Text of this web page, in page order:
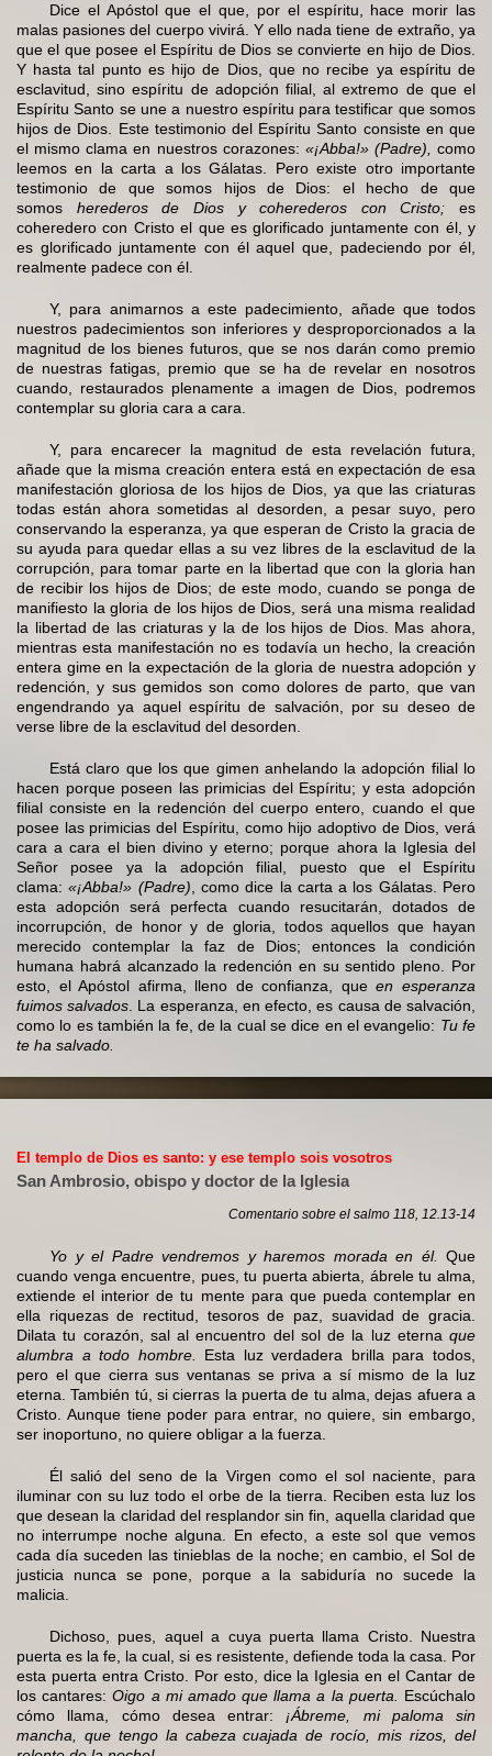
Dice el Apóstol que el que, por el espíritu, hace morir las
malas pasiones del cuerpo vivirá. Y ello nada tiene de extraño, ya
que el que posee el Espíritu de Dios se convierte en hijo de Dios.
Y hasta tal punto es hijo de Dios, que no recibe ya espíritu de
esclavitud, sino espíritu de adopción filial, al extremo de que el
Espíritu Santo se une a nuestro espíritu para testificar que somos
hijos de Dios. Este testimonio del Espíritu Santo consiste en que
el mismo clama en nuestros corazones: «¡Abba!» (Padre), como
leemos en la carta a los Gálatas. Pero existe otro importante
testimonio de que somos hijos de Dios: el hecho de que
somos herederos de Dios y coherederos con Cristo; es
coheredero con Cristo el que es glorificado juntamente con él, y
es glorificado juntamente con él aquel que, padeciendo por él,
realmente padece con él.
Y, para animarnos a este padecimiento, añade que todos
nuestros padecimientos son inferiores y desproporcionados a la
magnitud de los bienes futuros, que se nos darán como premio
de nuestras fatigas, premio que se ha de revelar en nosotros
cuando, restaurados plenamente a imagen de Dios, podremos
contemplar su gloria cara a cara.
Y, para encarecer la magnitud de esta revelación futura,
añade que la misma creación entera está en expectación de esa
manifestación gloriosa de los hijos de Dios, ya que las criaturas
todas están ahora sometidas al desorden, a pesar suyo, pero
conservando la esperanza, ya que esperan de Cristo la gracia de
su ayuda para quedar ellas a su vez libres de la esclavitud de la
corrupción, para tomar parte en la libertad que con la gloria han
de recibir los hijos de Dios; de este modo, cuando se ponga de
manifiesto la gloria de los hijos de Dios, será una misma realidad
la libertad de las criaturas y la de los hijos de Dios. Mas ahora,
mientras esta manifestación no es todavía un hecho, la creación
entera gime en la expectación de la gloria de nuestra adopción y
redención, y sus gemidos son como dolores de parto, que van
engendrando ya aquel espíritu de salvación, por su deseo de
verse libre de la esclavitud del desorden.
Está claro que los que gimen anhelando la adopción filial lo
hacen porque poseen las primicias del Espíritu; y esta adopción
filial consiste en la redención del cuerpo entero, cuando el que
posee las primicias del Espíritu, como hijo adoptivo de Dios, verá
cara a cara el bien divino y eterno; porque ahora la Iglesia del
Señor posee ya la adopción filial, puesto que el Espíritu
clama:«¡Abba!» (Padre), como dice la carta a los Gálatas. Pero
esta adopción será perfecta cuando resucitarán, dotados de
incorrupción, de honor y de gloria, todos aquellos que hayan
merecido contemplar la faz de Dios; entonces la condición
humana habrá alcanzado la redención en su sentido pleno. Por
esto, el Apóstol afirma, lleno de confianza, queen esperanza
fuimos salvados. La esperanza, en efecto, es causa de salvación,
como lo es también la fe, de la cual se dice en el evangelio: Tu fe
te ha salvado.
El templo de Dios es santo: y ese templo sois vosotros
San Ambrosio, obispo y doctor de la Iglesia
Comentario sobre el salmo 118, 12.13-14
Yo y el Padre vendremos y haremos morada en él. Que
cuando venga encuentre, pues, tu puerta abierta, ábrele tu alma,
extiende el interior de tu mente para que pueda contemplar en
ella riquezas de rectitud, tesoros de paz, suavidad de gracia.
Dilata tu corazón, sal al encuentro del sol de la luz eterna que
alumbra a todo hombre.
Esta luz verdadera brilla para todos,
pero el que cierra sus ventanas se priva a sí mismo de la luz
eterna. También tú, si cierras la puerta de tu alma, dejas afuera a
Cristo. Aunque tiene poder para entrar, no quiere, sin embargo,
ser inoportuno, no quiere obligar a la fuerza.
Él salió del seno de la Virgen como el sol naciente, para
iluminar con su luz todo el orbe de la tierra. Reciben esta luz los
que desean la claridad del resplandor sin fin, aquella claridad que
no interrumpe noche alguna. En efecto, a este sol que vemos
cada día suceden las tinieblas de la noche; en cambio, el Sol de
justicia nunca se pone, porque a la sabiduría no sucede la
malicia.
Dichoso, pues, aquel a cuya puerta llama Cristo. Nuestra
puerta es la fe, la cual, si es resistente, defiende toda la casa. Por
esta puerta entra Cristo. Por esto, dice la Iglesia en el Cantar de
los cantares:Oigo a mi amado que llama a la puerta. Escúchalo
cómo llama, cómo desea entrar: ¡Ábreme, mi paloma sin
mancha, que tengo la cabeza cuajada de rocío, mis rizos, del